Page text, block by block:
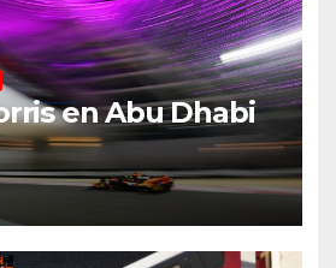
en Abu Dhabi